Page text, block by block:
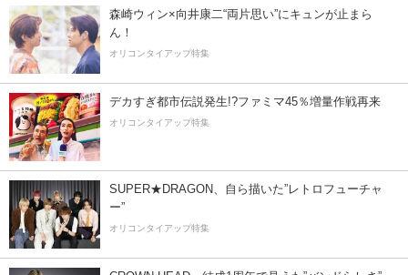
森崎ウィン×向井康二“両片思い”にキュンが止まら
ん！
オリコンタイアップ特集
デカすぎ都市伝説発生!?ファミマ45％増量作戦再来
オリコンタイアップ特集
SUPER★DRAGON、自ら描いた”レトロフューチャ
ー”
オリコンタイアップ特集